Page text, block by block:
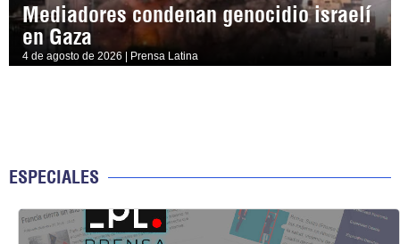
Mediadores condenan genocidio israelí
en Gaza
4 de agosto de 2026 | Prensa Latina
ESPECIALES